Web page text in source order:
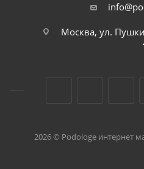
Москва, ул.
2026 © Podologe интернет